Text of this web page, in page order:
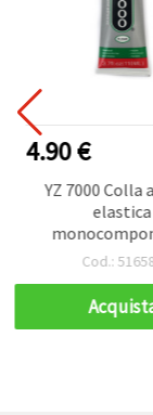
4.90 €
YZ 7000 Colla
elastica
impermeabile,
Cod.: